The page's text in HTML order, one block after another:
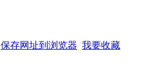
保存网址到浏览器 我要收藏